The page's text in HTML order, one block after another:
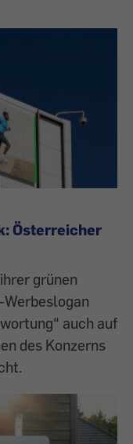
Österreicher
grünen
auch auf
des Konzerns